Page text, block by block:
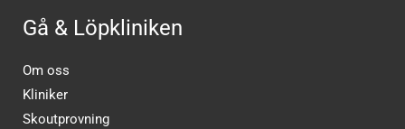
Gå & Löpkliniken
Om oss
Kliniker
Skoutprovning